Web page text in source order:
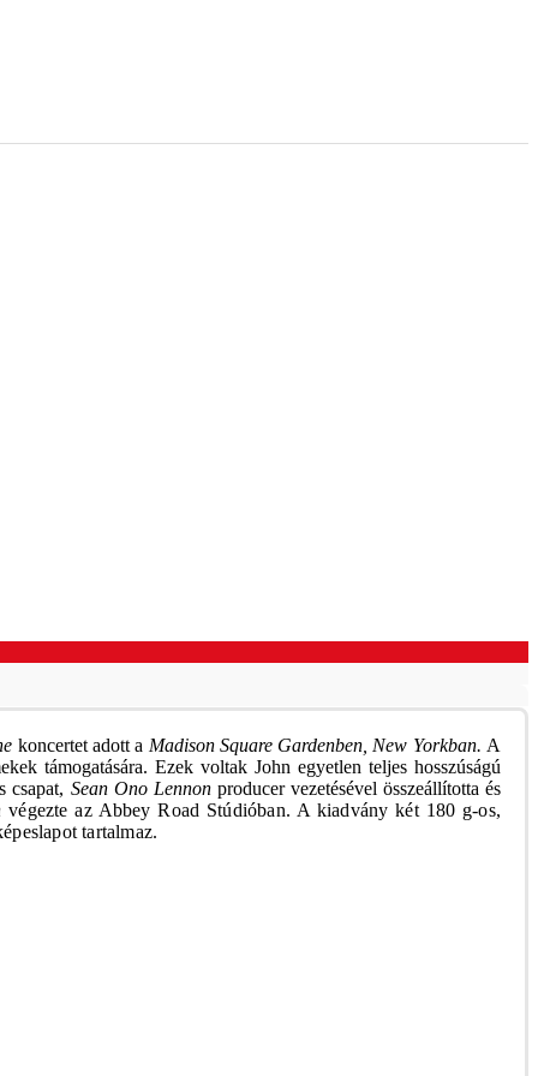
koncertet adott a Madison Square Gardenben, New Yorkban. A
támogatására. Ezek voltak John egyetlen teljes hosszúságú
csapat, Sean Ono Lennonproducer vezetésével összeállította és
végezte az Abbey Road Stúdióban. A kiadvány két 180 g-os,
tartalmaz.